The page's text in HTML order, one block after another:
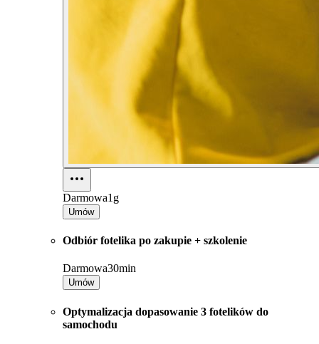
Darmowa1g
Umów
Odbiór fotelika po zakupie + szkolenie
Darmowa30min
Umów
Optymalizacja dopasowanie 3 fotelików do
samochodu